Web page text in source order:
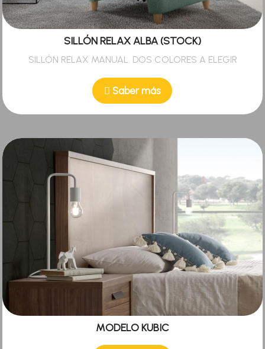
SILLÓN RELAX ALBA (STOCK)
SILLÓN RELAX MANUAL. DOS COLORES A ELEGIR
Saber más
MODELO KUBIC